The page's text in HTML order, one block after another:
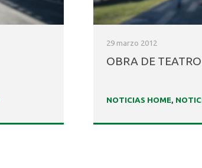
29 marzo 2012
OBRA DE
NOTICIAS HOME,